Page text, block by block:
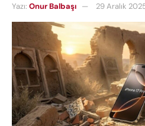
Yazı: Onur Balbaşı 29 Aralık